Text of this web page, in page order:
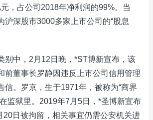
，占公司2018年净利润的99%。当
沪深股市3000多家上市公司的“股息
别中，2月12日晚，*ST博新宣布，该
前董事长罗静因违反上市公司信用管理
信。罗京，生于1971年，被称为“商界
监狱里。2019年7月5日，*圣博新宣布
20日被拘留，相关事宜仍需公安机关进